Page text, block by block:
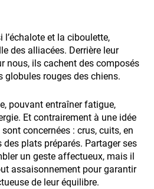
l’échalote et la ciboulette,
des alliacées. Derrière leur
nous, ils cachent des composés
globules rouges des chiens.
pouvant entraîner fatigue,
Et contrairement à une idée
concernées : crus, cuits, en
plats préparés. Partager ses
un geste affectueux, mais il
assaisonnement pour garantir
de leur équilibre.